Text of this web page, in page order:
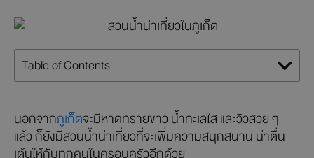
Table of Contents
นอกจากภูเก็ตจะมีหาดทรายขาว น้ำทะเลใส และวิวสวย ๆ
แล้ว ก็ยังมีสวนน้ำน่าเที่ยวที่จะเพิ่มความสนุกสนาน น่าตื่น